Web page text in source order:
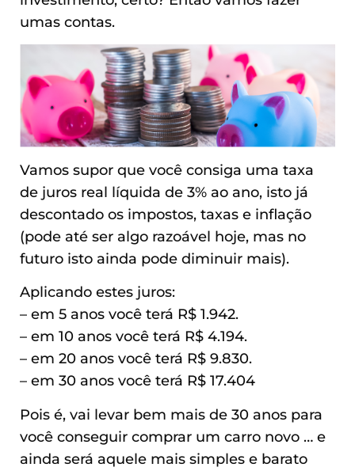
umas contas.
Vamos supor que você consiga uma taxa
de juros real líquida de 3% ao ano, isto já
descontado os impostos, taxas e inflação
(pode até ser algo razoável hoje, mas no
futuro isto ainda pode diminuir mais).
Aplicando estes juros:
– em 5 anos você terá R$ 1.942.
– em 10 anos você terá R$ 4.194.
– em 20 anos você terá R$ 9.830.
– em 30 anos você terá R$ 17.404
Pois é, vai levar bem mais de 30 anos para
você conseguir comprar um carro novo … e
ainda será aquele mais simples e barato